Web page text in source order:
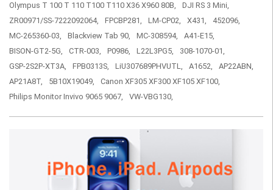
Olympus T 100 T 110 T100 T110 X36 X960 80B,
DJI RS 3 Mini,
ZR00971/SS-7222092064,
FPCBP281, LM-CP02, X431,
452096,
MC-265360-03,
Blackview Tab 90, MC-308594,
A41-E15,
BISON-GT2-5G,
CTR-003, P0986, L22L3PG5,
308-1070-01,
GSP-2S2P-XT3A,
FPB0313S, LiU307689PHVUTL, A1652,
AP22ABN,
AP21A8T,
5B10X19049,
Canon XF305 XF300 XF105 XF100,
Philips Monitor Invivo 9065 9067,
VW-VBG130,